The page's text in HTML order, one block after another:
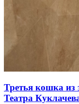
Третья кошка из
Театра